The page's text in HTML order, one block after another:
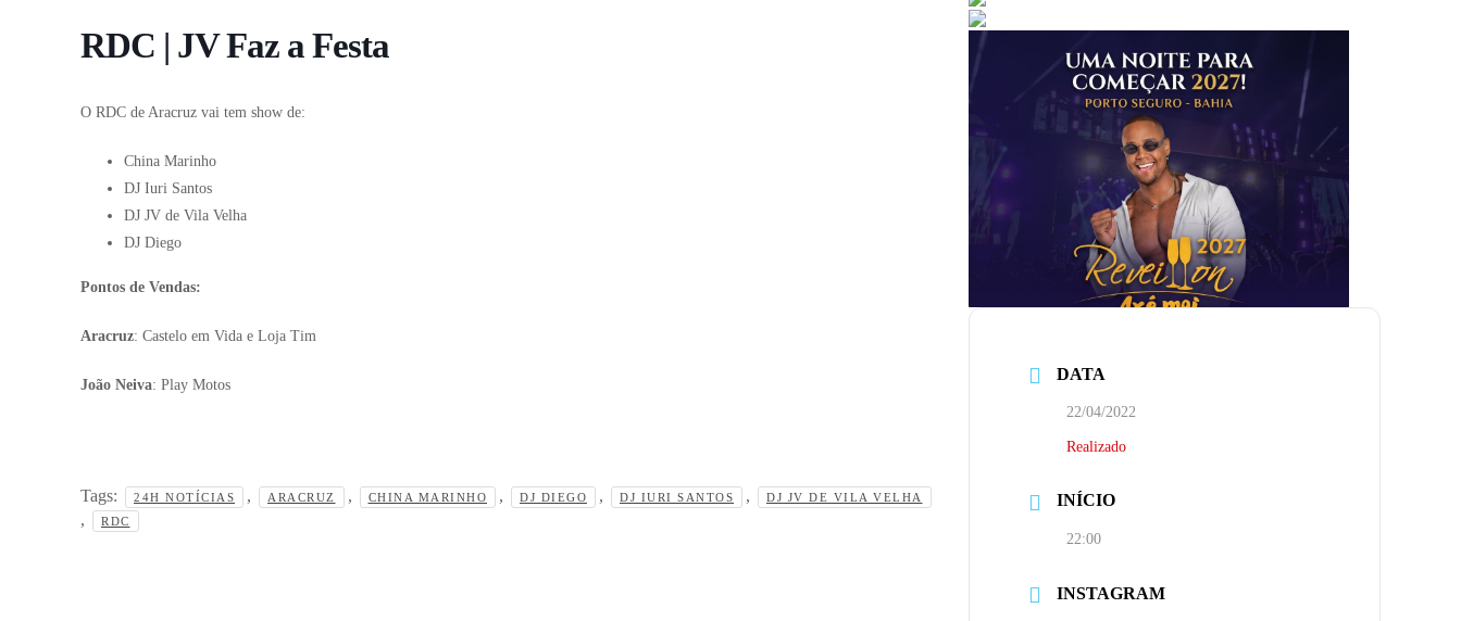
RDC | JV Faz a Festa
O RDC de Aracruz vai tem show de:
China Marinho
DJ Iuri Santos
DJ JV de Vila Velha
DJ Diego
Pontos de Vendas:
Aracruz: Castelo em Vida e Loja Tim
João Neiva: Play Motos
Tags: 24H NOTÍCIAS , ARACRUZ , CHINA MARINHO , DJ DIEGO , DJ IURI SANTOS , DJ JV DE VILA VELHA
, RDC
DATA
22/04/2022
Realizado
INÍCIO
22:00
INSTAGRAM